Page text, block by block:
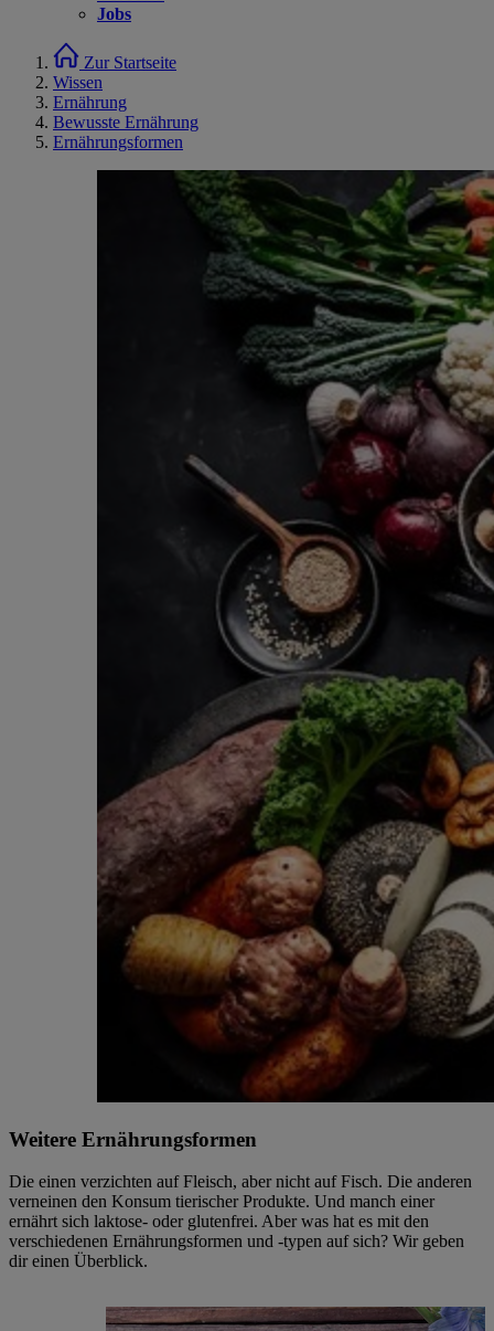
Jobs
Zur Startseite
Wissen
Ernährung
Bewusste Ernährung
Ernährungsformen
Weitere Ernährungsformen
Die einen verzichten auf Fleisch, aber nicht auf Fisch. Die anderen
verneinen den Konsum tierischer Produkte. Und manch einer
ernährt sich laktose- oder glutenfrei. Aber was hat es mit den
verschiedenen Ernährungsformen und -typen auf sich? Wir geben
dir einen Überblick.